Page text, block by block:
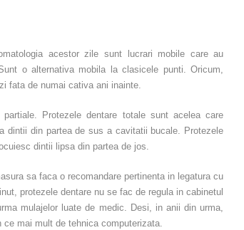
acestor zile sunt lucrari mobile care au
o alternativa mobila la clasicele punti. Oricum,
fata de numai cativa ani inainte.
Protezele dentare totale sunt acelea care
dintii din partea de sus a cavitatii bucale. Protezele
dintii lipsa din partea de jos.
sa faca o recomandare pertinenta in legatura cu
protezele dentare nu se fac de regula in cabinetul
mulajelor luate de medic. Desi, in anii din urma,
mai mult de tehnica computerizata.